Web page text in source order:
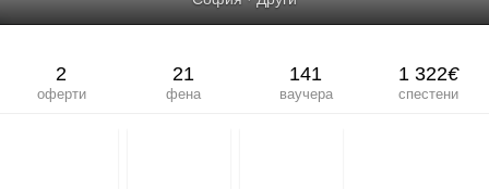
2
оферти
21
фена
141
ваучера
1 322€
спестени